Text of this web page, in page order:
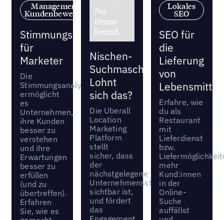
Management von
Kundenbewertungen
Stimmungsanalyse
für
Marketer
Die
Stimmungsanalyse
ermöglicht
es
Unternehmen,
ihre Kunden
besser zu
verstehen
und ihre
Erwartungen
besser zu
erfüllen
(und zu
übertreffen).
Erfahren
Sie, wie es
No
items
found.
Nischen-
Lohnt
sich das?
Die Uberall
Location
Marketing
Platform
stellt
sicher, dass
der
nächstgelegene
Unternehmensstandort
sichtbar ist,
und fördert
das
Lokales
SEO
SEO für
die
Lieferung
von
Erfahre, wie
du als
Restaurant
mit
Lieferdienst
bzw.
mehr
Kund:innen
in der
Online-
Suche
auffällst